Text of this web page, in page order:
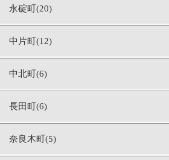
永碇町(20)
中片町(12)
中北町(6)
長田町(6)
奈良木町(5)